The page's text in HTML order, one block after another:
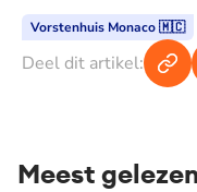
Vorstenhuis Monaco 🇲🇨
Deel dit artikel:
Meest